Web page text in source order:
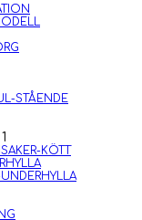
STÅENDE
KÖTT